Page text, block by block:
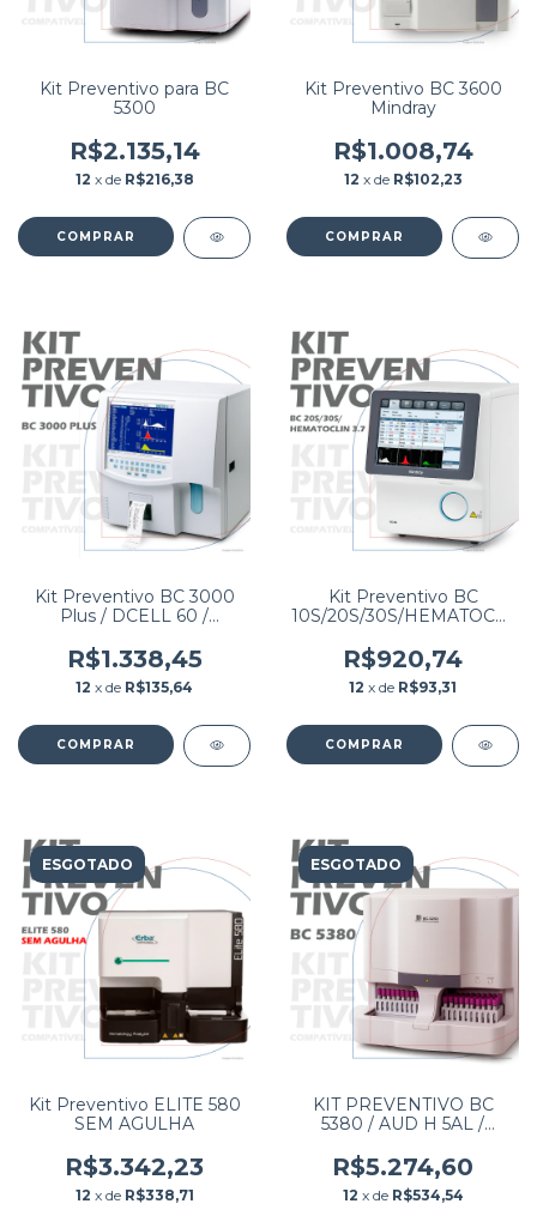
Kit Preventivo para BC
5300
R$2.135,14
12 x de R$216,38
Kit Preventivo BC 3600
Mindray
R$1.008,74
12 x de R$102,23
Kit Preventivo BC 3000
Plus / DCELL 60 /
R$1.338,45
12 x de R$135,64
Kit Preventivo BC
10S/20S/30S/HEMATOCLIN
R$920,74
12 x de R$93,31
ESGOTADO
Kit Preventivo ELITE 580
SEM AGULHA
R$3.342,23
12 x de R$338,71
ESGOTADO
KIT PREVENTIVO BC
5380 / AUD H 5AL /
AGULHA
R$5.274,60
12 x de R$534,54